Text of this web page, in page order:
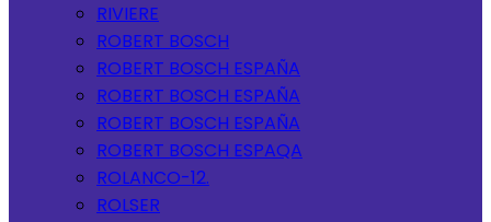
RIVIERE
ROBERT BOSCH
ROBERT BOSCH ESPAÑA
ROBERT BOSCH ESPAÑA
ROBERT BOSCH ESPAÑA
ROBERT BOSCH ESPAQA
ROLANCO-12.
ROLSER